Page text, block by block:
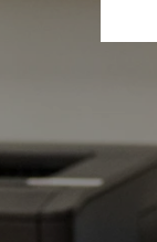
in OLVG
bij OLVG